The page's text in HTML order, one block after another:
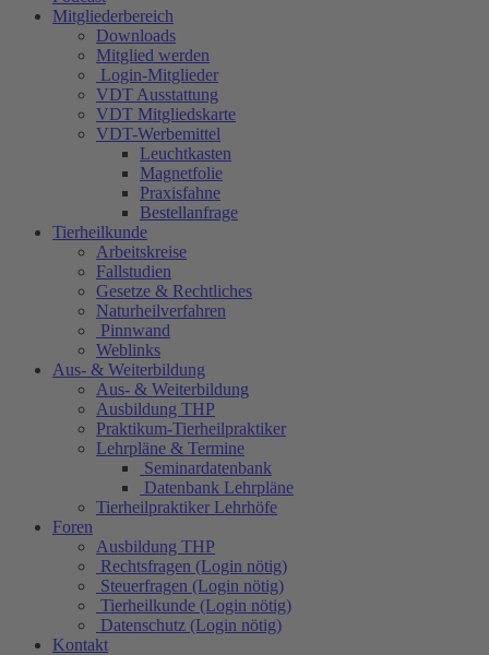
Mitgliederbereich
Downloads
Mitglied werden
Login-Mitglieder
VDT Ausstattung
VDT Mitgliedskarte
VDT-Werbemittel
Leuchtkasten
Magnetfolie
Praxisfahne
Bestellanfrage
Tierheilkunde
Arbeitskreise
Fallstudien
Gesetze & Rechtliches
Naturheilverfahren
Pinnwand
Weblinks
Aus- & Weiterbildung
Aus- & Weiterbildung
Ausbildung THP
Praktikum-Tierheilpraktiker
Lehrpläne & Termine
Seminardatenbank
Datenbank Lehrpläne
Tierheilpraktiker Lehrhöfe
Foren
Ausbildung THP
Rechtsfragen (Login nötig)
Steuerfragen (Login nötig)
Tierheilkunde (Login nötig)
Datenschutz (Login nötig)
Kontakt